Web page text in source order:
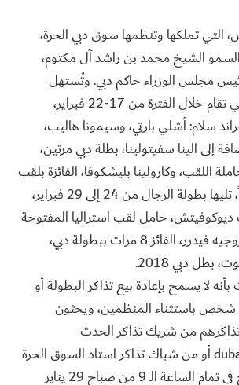
التي تملكها وتنظمها سوق دبي الحرة،
الشيخ محمد بن راشد آل مكتوم،
مجلس الوزراء حاكم دبي. وتُستهل
ببطولة السيدات التي تقام خلال الفترة من 17-22 فبراير،
سلام: أشلي بارتي، وسيمونا هاليب،
إلى الينا سفيتولينا، بطلة دبي مرتين،
اللقب، وكارولينا بليشكوفا، الفائزة بلقب
بطولة بريسبن أخيراً، تليها بطولة الرجال من 24 إلى 29 فبراير،
حامل لقب استراليا المفتوحة
وبطل ويمبلدون، وروجيه فيدرر، الفائز 8 مرات ببطولة دبي،
بطل دبي 2018.
لا يسمح بإعادة بيع تذاكر البطولة أو
باستثناء المنظمين، ويحثون
من شريك تذاكر الحدث
dubai.platinumlist.net أو من شباك تذاكر استاد السوق الحرة
للتنس الذي سيفتح في تمام الساعة الـ 9 من صباح 29 يناير